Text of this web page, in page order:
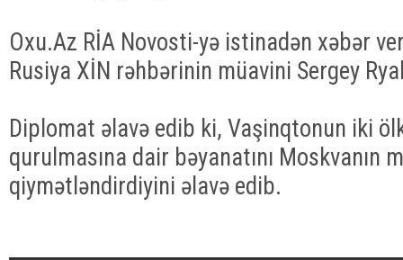
Oxu.Az RİA Novosti-yə istinadən xəbər
Rusiya XİN rəhbərinin müavini Sergey
Diplomat əlavə edib ki, Vaşinqtonun iki
qurulmasına dair bəyanatını Moskvanın
qiymətləndirdiyini əlavə edib.